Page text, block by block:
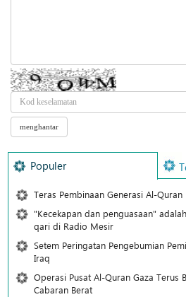
Populer
Teras Pembinaan Generasi Al-Quran
"Kecekapan dan penguasaan"
qari di Radio Mesir
Setem Peringatan Pengebumian
Iraq
Operasi Pusat Al-Quran Gaza Terus
Cabaran Berat